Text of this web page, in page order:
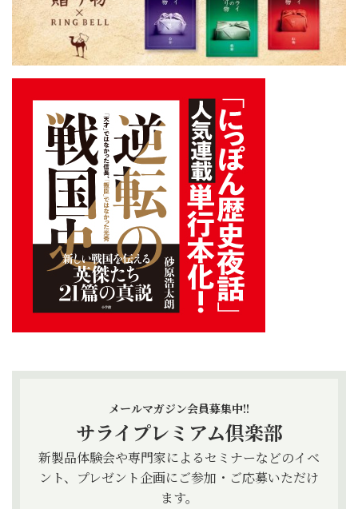
メールマガジン会員募集中!!
サライプレミアム倶楽部
新製品体験会や専門家によるセミナーなどのイベ
ント、プレゼント企画にご参加・ご応募いただけ
ます。